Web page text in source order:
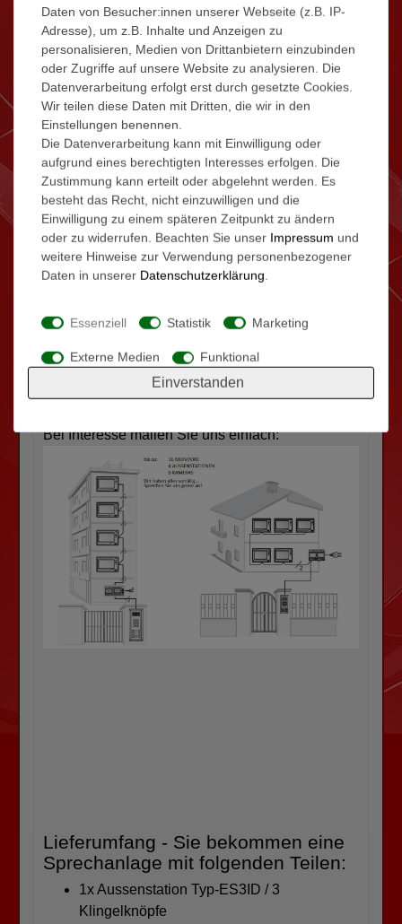
TV-OUT Funktion - Monitor kannmit ihrem
TV verbunden werden
Externe Klingel, Türöffner und
Überwachungskamera anschließbar
Auflösung800x480 Pixel RGB - 16:9
nur 1W Verbrauch im Standby!
Die Anlage ist ausbaufähig auf bis zu 16 Innen +
Damit ist diese Video-Sprechanlage ideal für
Häuser mit mehreren Eingängen (z.B. Tor- und
Hauseingang, oder Haupteingang und
Nebeneingang vom Garten) und / oder mehreren
Bei Interesse mailen Sie uns einfach:
Lieferumfang - Sie bekommen eine
Sprechanlage mit folgenden Teilen:
1x Aussenstation Typ-ES3ID / 3
Klingelknöpfe
Daten von Besucher:innen unserer Webseite (z.B. IP-
Adresse), um z.B. Inhalte und Anzeigen zu
personalisieren, Medien von Drittanbietern einzubinden
oder Zugriffe auf unsere Website zu analysieren. Die
Datenverarbeitung erfolgt erst durch gesetzte Cookies.
Wir teilen diese Daten mit Dritten, die wir in den
Einstellungen benennen.
Die Datenverarbeitung kann mit Einwilligung oder
aufgrund eines berechtigten Interesses erfolgen. Die
Zustimmung kann erteilt oder abgelehnt werden. Es
besteht das Recht, nicht einzuwilligen und die
Einwilligung zu einem späteren Zeitpunkt zu ändern
oder zu widerrufen. Beachten Sie unser Impressum und
weitere Hinweise zur Verwendung personenbezogener
Daten in unserer Daten­schutz­erklärung.
Essenziell Statistik Marketing
Externe Medien Funktional
Einverstanden